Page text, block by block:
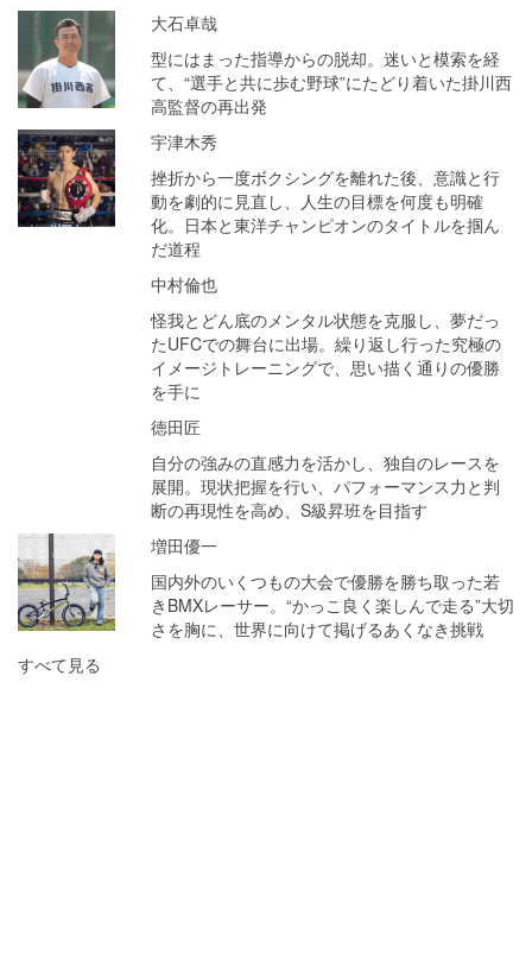
大石卓哉
型にはまった指導からの脱却。迷いと模索を経
て、“選手と共に歩む野球”にたどり着いた掛川西
高監督の再出発
宇津木秀
挫折から一度ボクシングを離れた後、意識と行
動を劇的に見直し、人生の目標を何度も明確
化。日本と東洋チャンピオンのタイトルを掴ん
だ道程
中村倫也
怪我とどん底のメンタル状態を克服し、夢だっ
たUFCでの舞台に出場。繰り返し行った究極の
イメージトレーニングで、思い描く通りの優勝
を手に
徳田匠
自分の強みの直感力を活かし、独自のレースを
展開。現状把握を行い、パフォーマンス力と判
断の再現性を高め、S級昇班を目指す
増田優一
国内外のいくつもの大会で優勝を勝ち取った若
きBMXレーサー。“かっこ良く楽しんで走る”大切
さを胸に、世界に向けて掲げるあくなき挑戦
すべて見る